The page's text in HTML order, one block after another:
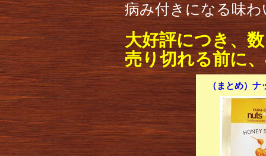
病み付きになる味
大好評につき、
売り切れる前に
（まとめ）